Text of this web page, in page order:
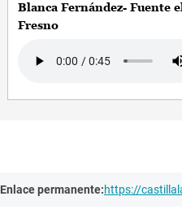
Blanca Fernández- Fuente
Fresno
Enlace permanente:https://